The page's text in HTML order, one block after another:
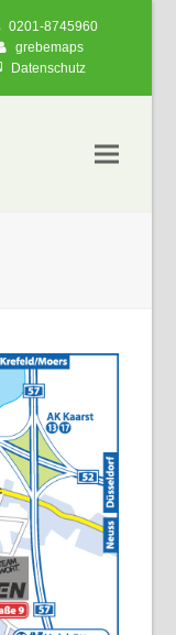
0201-8745960
grebemaps
Datenschutz